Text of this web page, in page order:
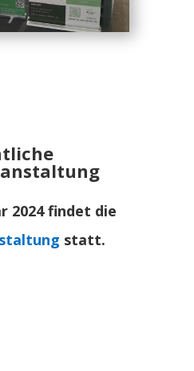
2024 findet die
statt.